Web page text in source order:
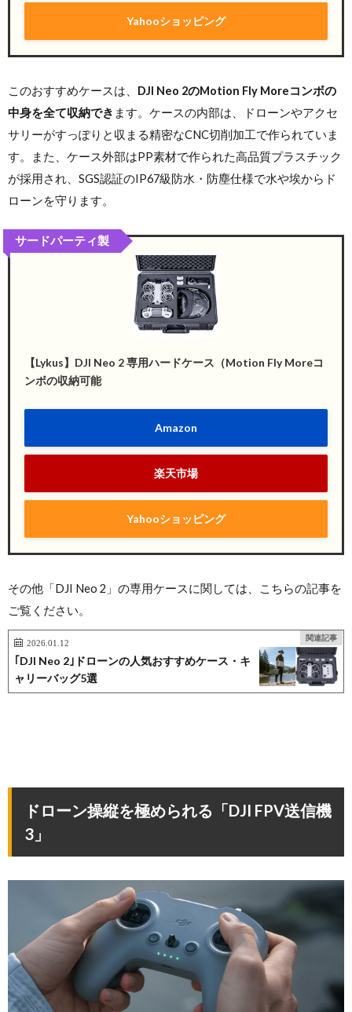
Yahooショッピング
このおすすめケースは、 DJI Neo 2のMotion Fly Moreコンボの
中身を全て収納でき ます。ケースの内部は、ドローンやアクセ
サリーがすっぽりと収まる精密なCNC切削加工で作られていま
す。また、ケース外部はPP素材で作られた高品質プラスチック
が採用され、SGS認証のIP67級防水・防塵仕様で水や埃からド
ローンを守ります。
【Lykus】DJI Neo 2 専用ハードケース（Motion Fly Moreコ
ンボの収納可能
Amazon
楽天市場
Yahooショッピング
サードパーティ製
その他「DJI Neo 2」の専用ケースに関しては、こちらの記事を
ご覧ください。
関連記事
2026.01.12
｢DJI Neo 2｣ドローンの人気おすすめケース・キ
ャリーバッグ5選
ドローン操縦を極められる「DJI FPV送信機
3」